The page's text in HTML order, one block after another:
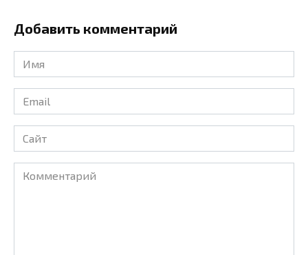
Добавить комментарий
Имя
*
Email
*
Сайт
Комментарий